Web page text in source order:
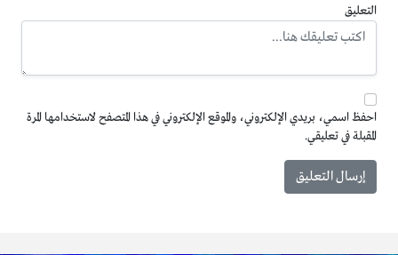
التعليق
احفظ اسمي، بريدي الإلكتروني، والموقع الإلكتروني في هذا المتصفح لاستخدامها المرة
المقبلة في تعليقي.